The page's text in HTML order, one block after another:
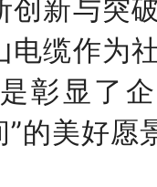
创新与突
电缆作为
彰显了
的美好愿